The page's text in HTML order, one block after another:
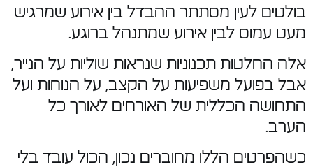
בולטים לעין מסתתר ההבדל בין אירוע שמרגיש
מעט עמוס לבין אירוע שמתנהל ברוגע.
אלה החלטות תכנוניות שנראות שוליות על הנייר,
אבל בפועל משפיעות על הקצב, על הנוחות ועל
התחושה הכללית של האורחים לאורך כל
הערב.
כשהפרטים הללו מחוברים נכון, הכול עובד בלי